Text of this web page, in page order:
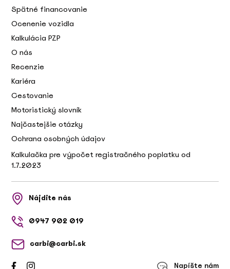
Spätné financovanie
Ocenenie vozidla
Kalkulácia PZP
O nás
Recenzie
Kariéra
Cestovanie
Motoristický slovník
Najčastejšie otázky
Ochrana osobných údajov
Kalkulačka pre výpočet registračného poplatku od
1.7.2023
Nájdite nás
0947 902 019
carbi@carbi.sk
Napíšte nám